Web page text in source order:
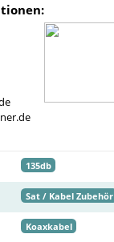
135db
Sat / Kabel Zubehör
Koaxkabel